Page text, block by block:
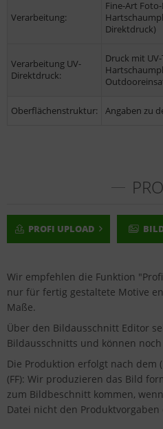
Verarbeitung:
Fine-Art
Direktdruck)
Verarbeitung UV-
Direktdruck:
Druck mit
Oberflächenstruktur: Angaben zu
PROFI UPLOAD
Wir empfehlen die Funktion
nur für fertig gestaltete Motive
Maße.
Über den Bildausschnitt Editor
Bildausschnitts und können
Die Produktion erfolgt nach dem
(FF): Wir produzieren das Bild
zum Bildbeschnitt kommen,
Datei nicht den